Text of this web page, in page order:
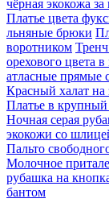
чёрная экокожа за
Платье цвета
льняные брюки
воротником
орехового цвета
атласные прямые
Красный халат на
Платье в
Ночная серая
экокожи со
Пальто
Молочное
рубашка на
бантом